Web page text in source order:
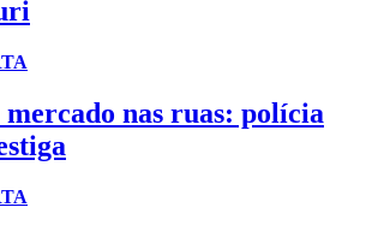
nas ruas: polícia